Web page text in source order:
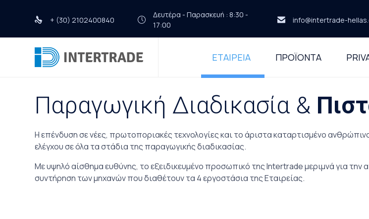
+ (30) 2102400840
Δευτέρα - Παρασκευή : 8:30 -
17:00
info@intertrade-
ΕΤΑΙΡΕΙΑ ΠΡΟΪΟΝΤΑ
Παραγωγική Διαδικασία &
Η επένδυση σε νέες, πρωτοποριακές τεχνολογίες και το άριστα καταρτισμένο
ελέγχου σε όλα τα στάδια της παραγωγικής διαδικασίας.
Με υψηλό αίσθημα ευθύνης, το εξειδικευμένο προσωπικό της Intertrade μεριμνά για
συντήρηση των μηχανών που διαθέτουν τα 4 εργοστάσια της Eταιρείας.